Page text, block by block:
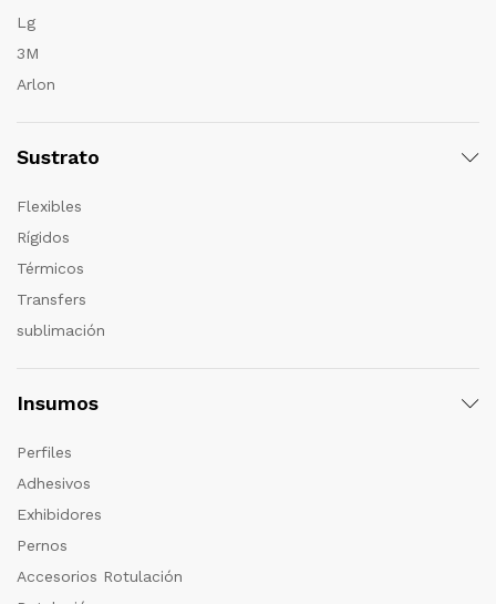
Lg
3M
Arlon
Sustrato
Flexibles
Rígidos
Térmicos
Transfers
sublimación
Insumos
Perfiles
Adhesivos
Exhibidores
Pernos
Accesorios Rotulación